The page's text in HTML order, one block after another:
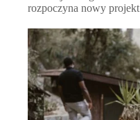
rozpoczyna nowy